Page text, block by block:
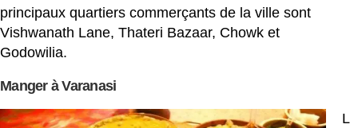
principaux quartiers commerçants de la ville sont
Vishwanath Lane, Thateri Bazaar, Chowk et
Godowilia.
Manger à Varanasi
L